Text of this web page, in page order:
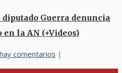
diputado Guerra denuncia
la AN (+Videos)
comentarios |